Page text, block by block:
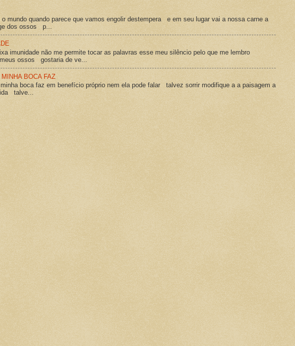
mundo quando parece que vamos engolir destempera e em seu lugar vai a nossa carne a
dos ossos p...
imunidade não me permite tocar as palavras esse meu silêncio pelo que me lembro
ossos gostaria de ve...
BOCA FAZ
boca faz em benefício próprio nem ela pode falar talvez sorrir modifique a a paisagem a
talve...